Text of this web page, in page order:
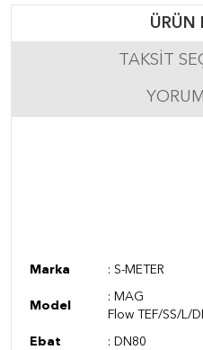
ÜRÜN
TAKSIT
Marka : S-METER
Model
: MAG
Flow TEF/SS/L/
Ebat : DN80